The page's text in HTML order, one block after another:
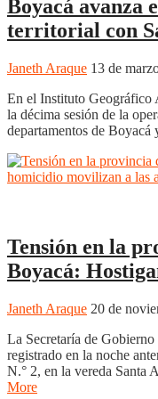
Boyacá avanza
territorial con
Janeth Araque 13 de
En el Instituto Geográfico
la décima sesión de la
departamentos de Boyacá
Tensión en la
Boyacá:
Janeth Araque 20 de
La Secretaría de
registrado en la noche
N.° 2, en la vereda Santa
More